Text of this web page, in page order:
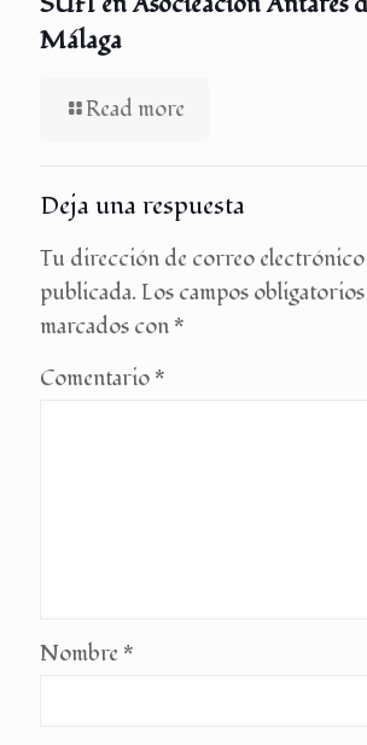
Málaga
Read more
Deja una respuesta
Tu dirección de correo electrónico
publicada. Los campos
marcados con *
Comentario *
Nombre *